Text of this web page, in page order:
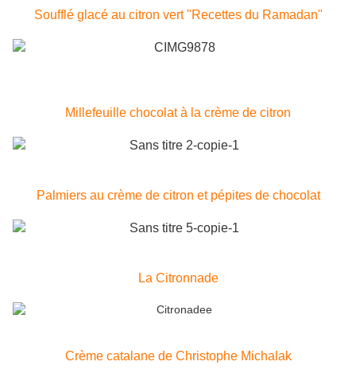
Soufflé glacé au citron vert "Recettes du Ramadan"
Millefeuille chocolat à la crème de citron
Palmiers au crème de citron et pépites de chocolat
La Citronnade
Crème catalane de Christophe Michalak